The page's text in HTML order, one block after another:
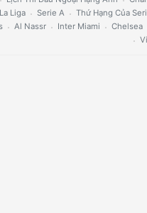
Liga Serie A Thứ Hạng Của
Al Nassr Inter Miami Chelsea